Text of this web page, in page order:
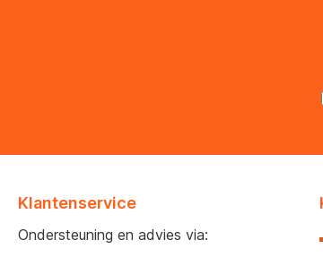
Klantenservice
Ondersteuning en advies via: